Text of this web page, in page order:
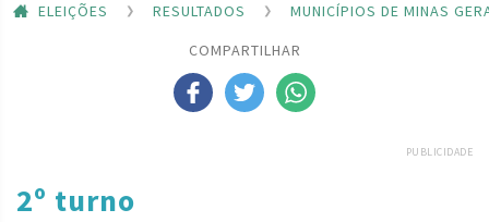
ELEIÇÕES RESULTADOS
MUNICÍPIOS DE MINAS
COMPARTILHAR
PUBLICIDADE
2º turno